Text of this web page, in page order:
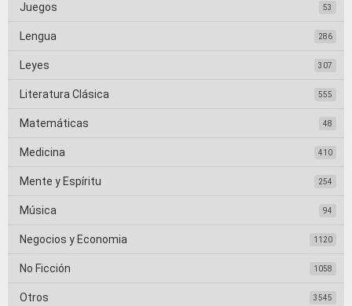
Juegos 53
Lengua 286
Leyes 307
Literatura Clásica 555
Matemáticas 48
Medicina 410
Mente y Espíritu 254
Música 94
Negocios y Economia 1120
No Ficción 1058
Otros 3545